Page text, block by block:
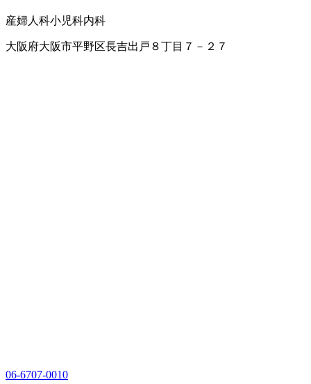
産婦人科小児科内科
大阪府大阪市平野区長吉出戸８丁目７－２７
06-6707-0010